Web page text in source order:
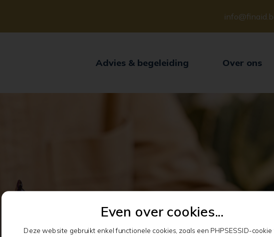
Advies & begeleiding Over ons
Even over cookies...
Deze website gebruikt enkel functionele cookies, zoals een PHPSESSID-